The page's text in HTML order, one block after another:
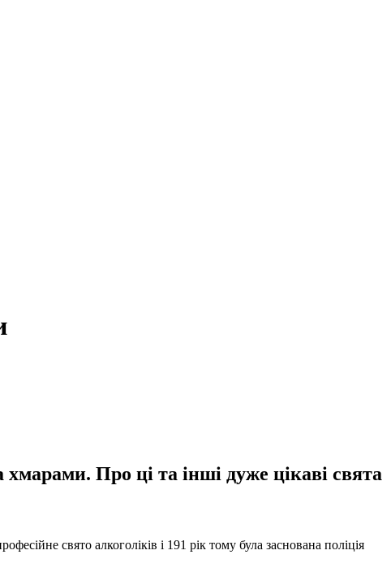
Про ці та інші дуже цікаві свята
свято алкоголіків і 191 рік тому була заснована поліція